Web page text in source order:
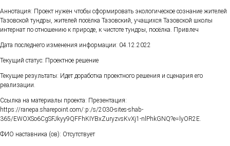
Аннотация: Проект нужен чтобы сформировать экологическое сознание жителей
Тазовской тундры, жителей посёлка Тазовский, учащихся Тазовской школы
интернат по отношению к природе, к чистоте тундры, посёлка. Привлеч
Дата последнего изменения информации: 04.12.2022
Текущий статус: Проектное решение
Текущие результаты: Идет доработка проектного решения и сценария его
реализации.
Ссылка на материалы проекта: Презентация:
https://ranepa.sharepoint.com/:p:/s/2030-sites-shab-
365/EWOXSo6CgSFJkyy9QFFhKIYBxZuryzvsKvXj1-nlPhkGNQ?e=lyOR2E.
ФИО наставника (ов): Отсутствует